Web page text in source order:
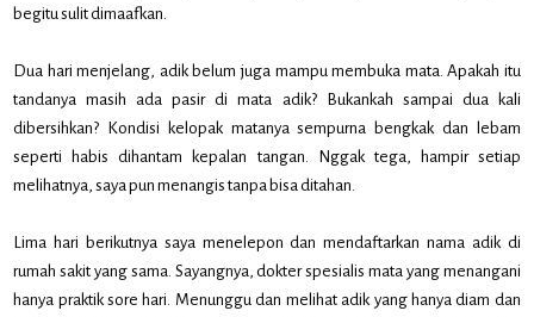
begitu sulit dimaafkan.
Dua hari menjelang, adik belum juga mampu membuka mata. Apakah itu
tandanya masih ada pasir di mata adik? Bukankah sampai dua kali
dibersihkan? Kondisi kelopak matanya sempurna bengkak dan lebam
seperti habis dihantam kepalan tangan. Nggak tega, hampir setiap
melihatnya, saya pun menangis tanpa bisa ditahan.
Lima hari berikutnya saya menelepon dan mendaftarkan nama adik di
rumah sakit yang sama. Sayangnya, dokter spesialis mata yang menangani
hanya praktik sore hari. Menunggu dan melihat adik yang hanya diam dan